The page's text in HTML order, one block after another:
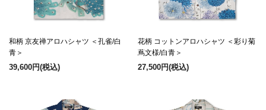
和柄 京友禅アロハシャツ ＜孔雀/白
青＞
39,600円(税込)
花柄 コットンアロハシャツ ＜彩り菊
蔦文様/白青＞
27,500円(税込)